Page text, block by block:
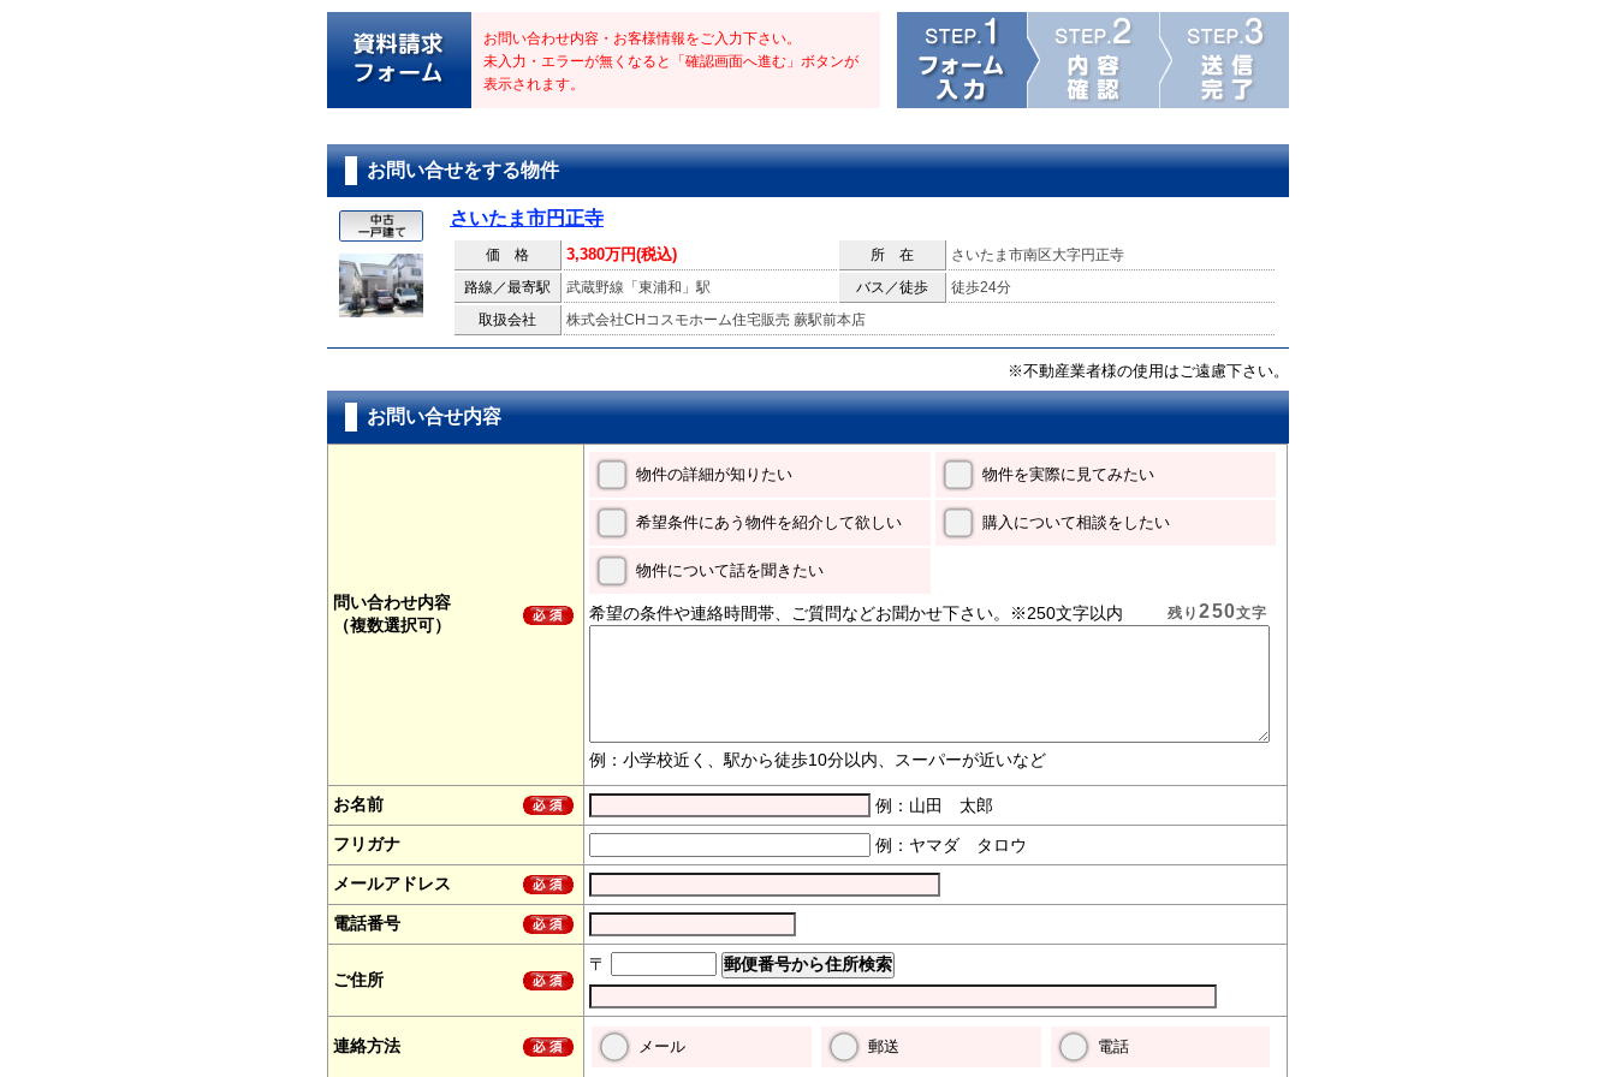
お問い合わせ内容・お客様情報をご入力下さい。
未入力・エラーが無くなると「確認画面へ進む」ボタンが
表示されます。
お問い合せをする物件
さいたま市円正寺
価 格 3,380万円(税込) 所 在
さいたま市南区大字円正寺
路線／最寄駅
武蔵野線「東浦和」駅 バス／徒歩
徒歩24分
取扱会社
株式会社CHコスモホーム住宅販売 蕨駅前本店
※不動産業者様の使用はご遠慮下さい。
お問い合せ内容
問い合わせ内容
（複数選択可）
物件の詳細が知りたい 物件を実際に見てみたい
希望条件にあう物件を紹介して欲しい 購入について相談をしたい
物件について話を聞きたい
希望の条件や連絡時間帯、ご質問などお聞かせ下さい。※250文字以内
例：小学校近く、駅から徒歩10分以内、スーパーが近いなど
残り250文字
お名前
例：山田 太郎
フリガナ
例：ヤマダ タロウ
メールアドレス
電話番号
ご住所
〒
連絡方法 メール 郵送 電話